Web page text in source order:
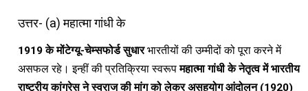
उत्तर- (a) महात्मा गांधी के
1919 के मोंटेग्यू-चेम्सफोर्ड सुधारभारतीयों की उम्मीदों को पूरा करने में
असफल रहे। इन्हीं की प्रतिक्रिया स्वरूपमहात्मा गांधी के नेतृत्व में भारतीय
राष्ट्रीय कांग्रेस ने स्वराज की मांग को लेकर असहयोग आंदोलन (1920)